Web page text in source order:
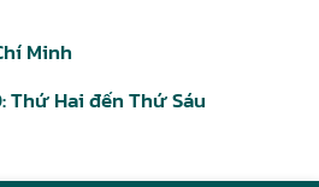
Minh
Thứ Hai đến Thứ Sáu